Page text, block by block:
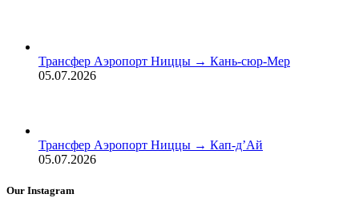
Трансфер Аэропорт Ниццы → Кань-сюр-Мер
05.07.2026
Трансфер Аэропорт Ниццы → Кап-д’Ай
05.07.2026
Our Instagram